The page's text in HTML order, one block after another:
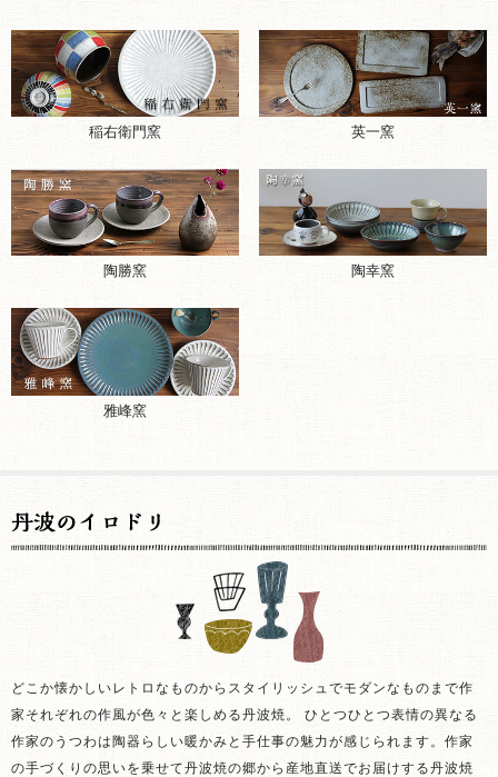
稲右衛門窯 英一窯
陶勝窯 陶幸窯
雅峰窯
どこか懐かしいレトロなものからスタイリッシュでモダンなものまで作
家それぞれの作風が色々と楽しめる丹波焼。 ひとつひとつ表情の異なる
作家のうつわは陶器らしい暖かみと手仕事の魅力が感じられます。作家
の手づくりの思いを乗せて丹波焼の郷から産地直送でお届けする丹波焼